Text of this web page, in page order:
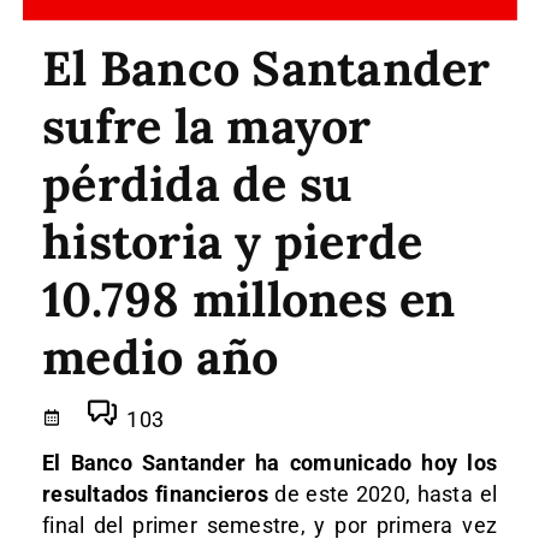
El Banco Santander
sufre la mayor
pérdida de su
historia y pierde
10.798 millones en
medio año
103
El Banco Santander ha comunicado hoy los
resultados financierosde este 2020, hasta el
final del primer semestre, y por primera vez